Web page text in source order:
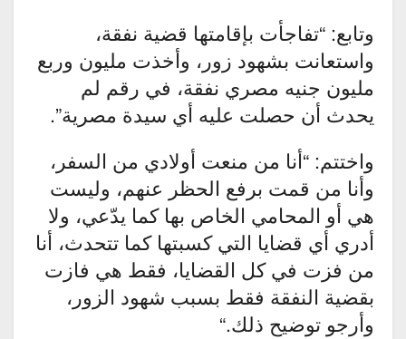
وتابع: “تفاجأت بإقامتها قضية نفقة،
واستعانت بشهود زور، وأخذت مليون وربع
مليون جنيه مصري نفقة، في رقم لم
يحدث أن حصلت عليه أي سيدة مصرية”.
واختتم: “أنا من منعت أولادي من السفر،
وأنا من قمت برفع الحظر عنهم، وليست
هي أو المحامي الخاص بها كما يدّعي، ولا
أدري أي قضايا التي كسبتها كما تتحدث، أنا
من فزت في كل القضايا، فقط هي فازت
بقضية النفقة فقط بسبب شهود الزور،
وأرجو توضيح ذلك“.